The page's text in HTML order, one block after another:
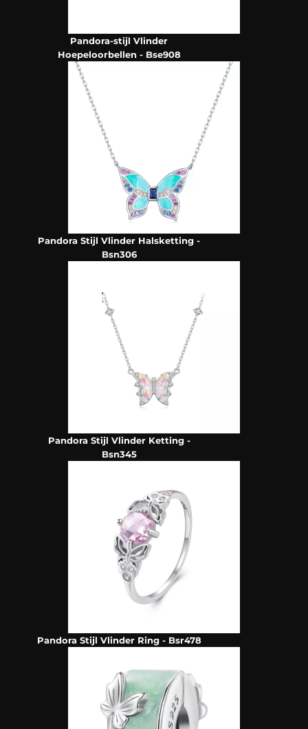
Pandora-stijl Vlinder
Hoepeloorbellen - Bse908
Pandora Stijl Vlinder Halsketting -
Bsn306
Pandora Stijl Vlinder Ketting -
Bsn345
Pandora Stijl Vlinder Ring - Bsr478